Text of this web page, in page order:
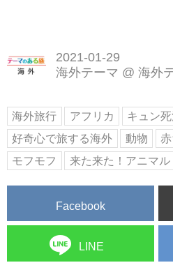
2021-01-29
海外テーマ @ 海外
海外旅行 アフリカ
キュン死
好奇心で旅する海外
動物
モフモフ
来た来た！アニマル
Facebook
LINE